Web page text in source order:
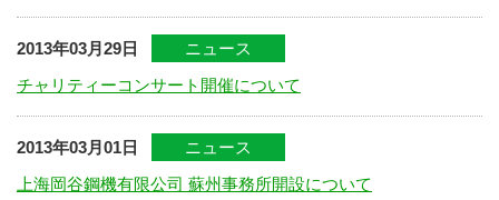
2013年03月29日
ニュース
チャリティーコンサート開催について
2013年03月01日
ニュース
上海岡谷鋼機有限公司 蘇州事務所開設について